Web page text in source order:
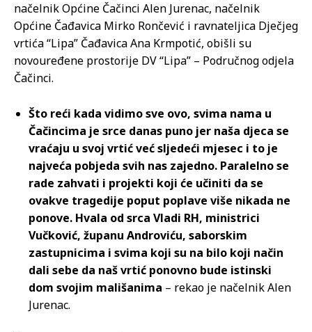
načelnik Općine Čačinci Alen Jurenac, načelnik
Općine Čađavica Mirko Rončević i ravnateljica Dječjeg
vrtića “Lipa” Čađavica Ana Krmpotić, obišli su
novouređene prostorije DV “Lipa” – Područnog odjela
Čačinci.
Što reći kada vidimo sve ovo, svima nama u
Čačincima je srce danas puno jer naša djeca se
vraćaju u svoj vrtić već sljedeći mjesec i to je
najveća pobjeda svih nas zajedno. Paralelno se
rade zahvati i projekti koji će učiniti da se
ovakve tragedije poput poplave više nikada ne
ponove. Hvala od srca Vladi RH, ministrici
Vučković, županu Androviću, saborskim
zastupnicima i svima koji su na bilo koji način
dali sebe da naš vrtić ponovno bude istinski
dom svojim mališanima – rekao je načelnik Alen
Jurenac.